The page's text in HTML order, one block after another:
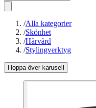
/Alla kategorier
/Skönhet
/Hårvård
/Stylingverktyg
Hoppa över karusell